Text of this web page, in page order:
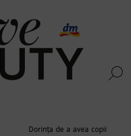
Dorința de a avea copii